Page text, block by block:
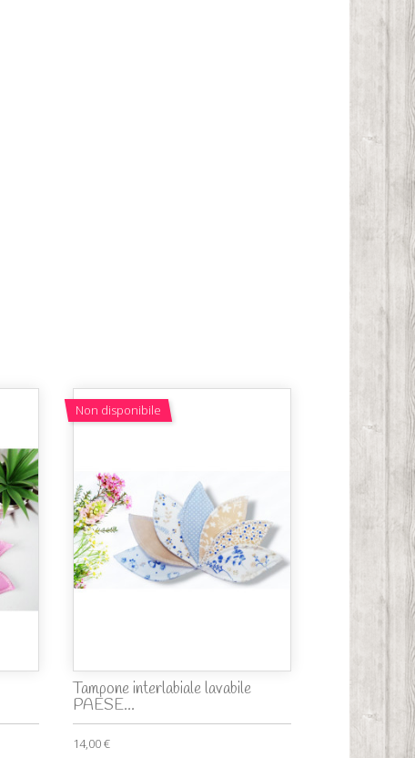
Non disponibile
Tampone interlabiale lavabile
PAESE...
14,00 €